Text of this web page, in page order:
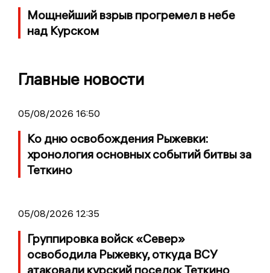
Мощнейший взрыв прогремел в небе
над Курском
Главные новости
05/08/2026 16:50
Ко дню освобождения Рыжевки:
хронология основных событий битвы за
Теткино
05/08/2026 12:35
Группировка войск «Север»
освободила Рыжевку, откуда ВСУ
атаковали курский поселок Теткино